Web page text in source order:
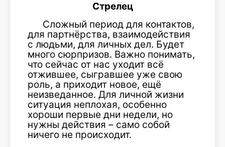
Стрелец
Сложный период для контактов,
для партнёрства, взаимодействия
с людьми, для личных дел. Будет
много сюрпризов. Важно понимать,
что сейчас от нас уходит всё
отжившее, сыгравшее уже свою
роль, а приходит новое, ещё
неизведанное. Для личной жизни
ситуация неплохая, особенно
хороши первые дни недели, но
нужны действия – само собой
ничего не происходит.